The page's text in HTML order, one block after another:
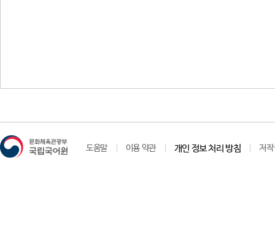
도움말 이용 약관 개인 정보 처리 방침 저